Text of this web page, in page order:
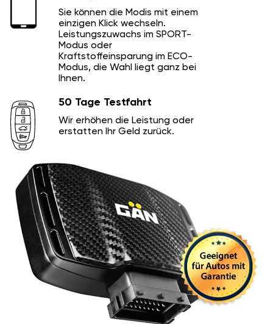
Sie können die Modis mit einem
einzigen Klick wechseln.
Leistungszuwachs im SPORT-
Modus oder
Kraftstoffeinsparung im ECO-
Modus, die Wahl liegt ganz bei
Ihnen.
50 Tage Testfahrt
Wir erhöhen die Leistung oder
erstatten Ihr Geld zurück.